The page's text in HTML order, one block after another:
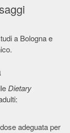
a Bologna e
Dietary
adeguata per